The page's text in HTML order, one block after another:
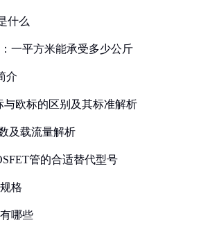
什么
一平方米能承受多少公斤
介
与欧标的区别及其标准解析
及载流量解析
管的合适替代型号
格
哪些